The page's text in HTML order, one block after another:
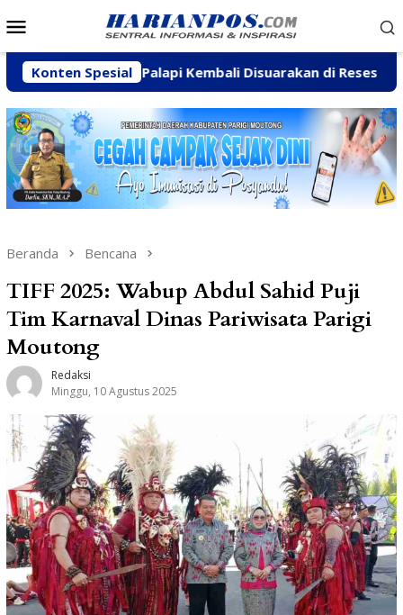
ke
Mobile
Konten Spesial
Palapi Kembali Disuarakan di Reses Mastulah
Beranda Bencana
TIFF 2025: Wabup Abdul Sahid Puji
Tim Karnaval Dinas Pariwisata Parigi
Moutong
Redaksi
Minggu, 10 Agustus 2025